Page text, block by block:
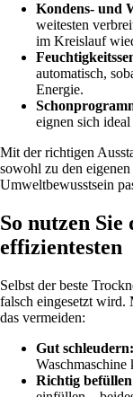
Kondens- und
weitesten
im Kreislauf
automatisch,
Energie.
eignen sich
Mit der richtigen
sowohl zu den
Umweltbewusstsein
So nutzen
effizientesten
Selbst der beste
falsch eingesetzt wird.
das vermeiden:
Gut schleudern:
Richtig